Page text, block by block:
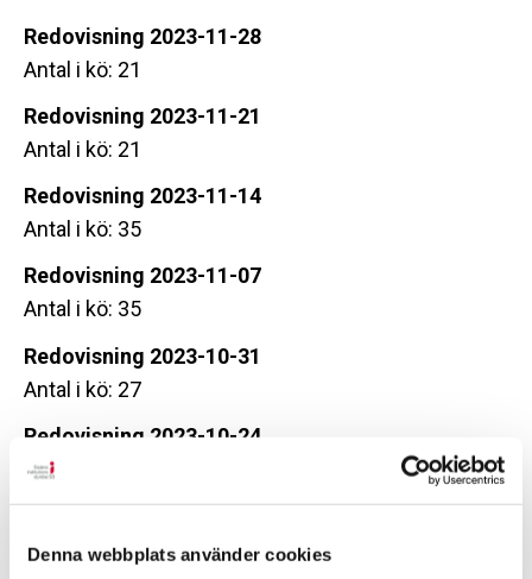
Denna webbplats använder cookies
Redovisning 2023-11-28
Antal i kö: 21
Redovisning 2023-11-21
Antal i kö: 21
Redovisning 2023-11-14
Antal i kö: 35
Redovisning 2023-11-07
Antal i kö: 35
Redovisning 2023-10-31
Antal i kö: 27
Redovisning 2023-10-24
Antal i kö: 38
Antal i kö: 43